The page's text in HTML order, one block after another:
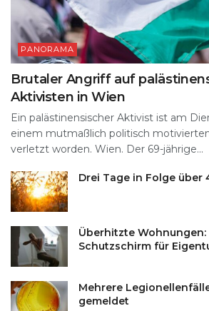
PANORAMA
Brutaler Angriff auf
Aktivisten in Wien
Ein palästinensischer Aktivist ist am
einem mutmaßlich politisch
verletzt worden. Wien. Der 69-jährige...
Drei Tage in Folge über
Überhitzte
Schutzschirm für
Mehrere
gemeldet